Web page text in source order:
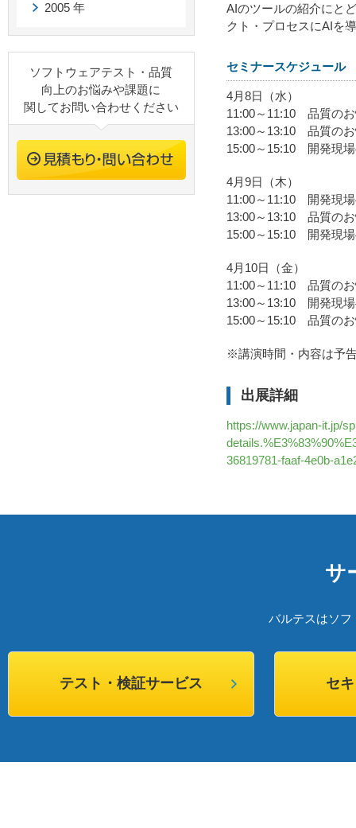
AIのツールの紹介にと
クト・プロセスにAIを
セミナースケジュール
4月8日（水）
11:00～11:10 品質の
13:00～13:10 品質の
15:00～15:10 開発現
4月9日（木）
11:00～11:10 開発現
13:00～13:10 品質の
15:00～15:10 開発現
4月10日（金）
11:00～11:10 品質の
13:00～13:10 開発現
15:00～15:10 品質の
※講演時間・内容は予
出展詳細
https://www.japan-it.jp/
36819781-faaf-4e0b-
2005 年
ソフトウェアテスト・品質
向上のお悩みや課題に
関してお問い合わせください
サ
バルテスはソ
テスト・検証サービス セ